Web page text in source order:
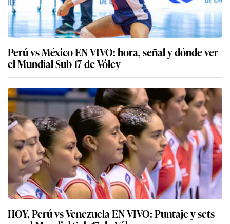
Perú vs México EN VIVO: hora, señal y dónde ver
el Mundial Sub 17 de Vóley
HOY, Perú vs Venezuela EN VIVO: Puntaje y sets